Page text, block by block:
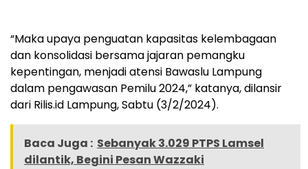
“Maka upaya penguatan kapasitas kelembagaan
dan konsolidasi bersama jajaran pemangku
kepentingan, menjadi atensi Bawaslu Lampung
dalam pengawasan Pemilu 2024,” katanya, dilansir
dari Rilis.id Lampung, Sabtu (3/2/2024).
Baca Juga : Sebanyak 3.029 PTPS Lamsel
dilantik, Begini Pesan Wazzaki